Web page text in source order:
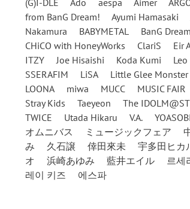
(G)I-DLE Ado aespa Aimer
from BanG Dream!
Ayumi Hamasaki
Nakamura
BABYMETAL BanG Dream
CHiCO with HoneyWorks
ClariS
Eir
ITZY
Joe Hisaishi Koda Kumi
SSERAFIM
LiSA
Little Glee Monster
LOONA
miwa MUCC MUSIC FAIR
Stray Kids
Taeyeon
The
TWICE
Utada Hikaru V.A. YOASOBI
オムニバス
ミュージックフェア
み
久石譲 倖田來未 宇多田ヒカ
オ
浜崎あゆみ 藍井エイル 르세
레이 키즈
에스파